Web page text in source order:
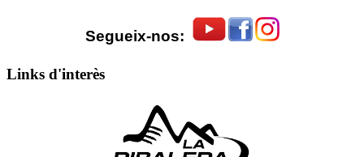
Segueix-nos:
Links d'interès